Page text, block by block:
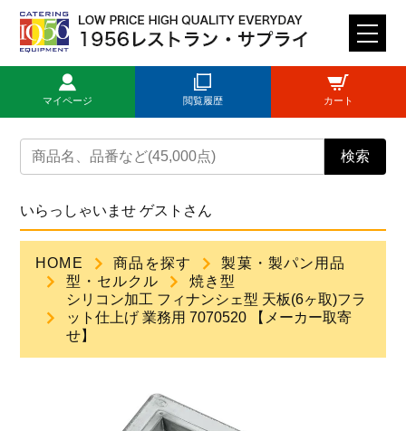
M
E
U
検索
マイページ 閲覧履歴 カート
トップページ
新規登録
商品一覧
ご利用ガイド
いらっしゃいませ ゲストさん
HOME 商品を探す
製菓・製パン用品
型・セルクル
焼き型
シリコン加工 フィナンシェ型 天板(6ヶ取)フラ
ット仕上げ 業務用 7070520 【メーカー取寄
せ】